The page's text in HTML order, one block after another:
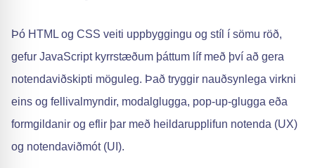
Þó HTML og CSS veiti uppbyggingu og stíl í sömu röð,
gefur JavaScript kyrrstæðum þáttum líf með því að gera
notendaviðskipti möguleg. Það tryggir nauðsynlega virkni
eins og fellivalmyndir, modalglugga, pop-up-glugga eða
formgildanir og eflir þar með heildarupplifun notenda (UX)
og notendaviðmót (UI).